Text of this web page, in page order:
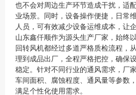
也不会对周边生产环节造成干扰，适
业场景。同时，设备操作便捷，日常
人员，可有效减少设备运维成本，让
山东鑫仟顺作为源头生产厂家，始终
回转风机都经过多道严格质检流程，
理到成品出厂，全程严格把控，确保
稳定。针对不同行业的通风需求，厂
车间面积、腐蚀程度、通风量等参数
满足个性化使用需求。